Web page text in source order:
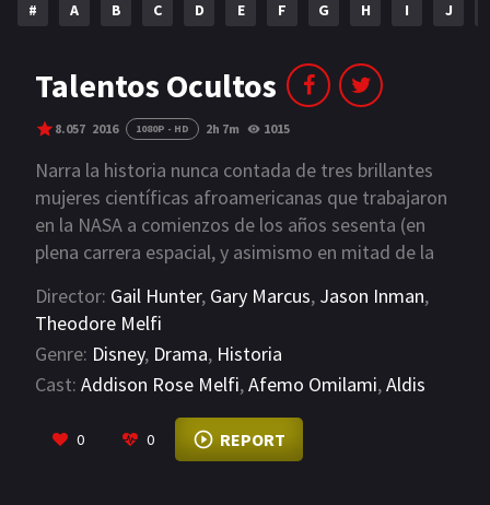
AÑOS
2023 2022
2021 2020
2019 2018
2014 2006
2002 2001
PELICULAS
# A B C D E F G H I J
Talentos Ocultos
8.057 2016 1080P - HD 2h 7m 1015
Narra la historia nunca contada de tres brillantes
mujeres científicas afroamericanas que trabajaron
en la NASA a comienzos de los años sesenta (en
plena carrera espacial, y asimismo en mitad de la
estadounidenses) en el ambicioso proyecto de
poner en órbita al astronauta John Glenn.
Director: Gail Hunter, Gary Marcus, Jason Inman,
Theodore Melfi
Genre: Disney, Drama, Historia
Cast: Addison Rose Melfi,Afemo Omilami,Aldis
0 0 REPORT